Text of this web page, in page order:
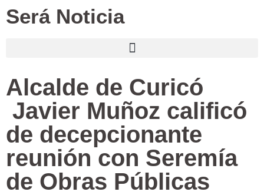
Será Noticia
Alcalde de Curicó
Javier Muñoz calificó
de decepcionante
reunión con Seremía
de Obras Públicas